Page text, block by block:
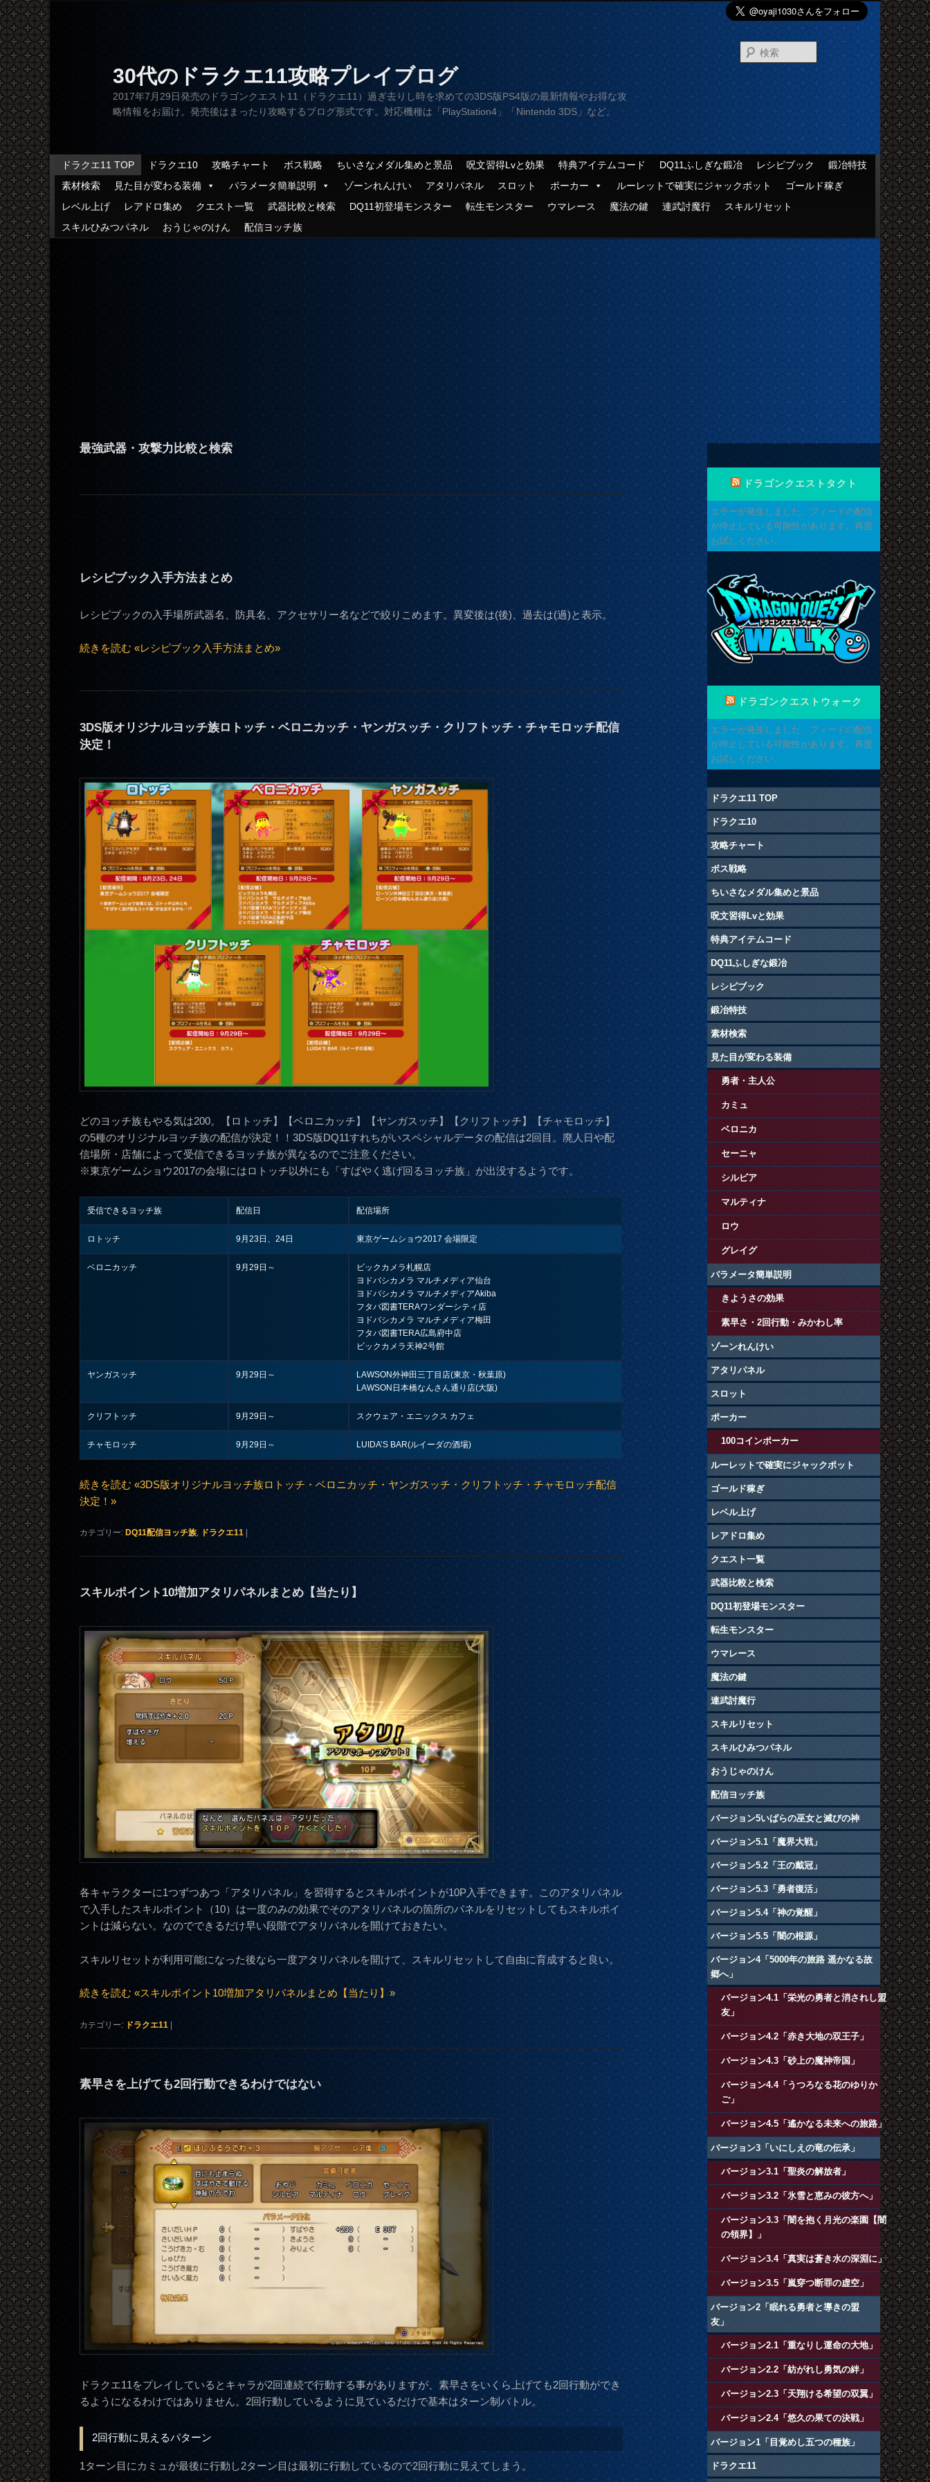
30代のドラクエ11攻略プレイブログ
2017年7月29日発売のドラゴンクエスト11（ドラクエ11）過ぎ去りし時を求めての3DS版PS4版の最新情報やお得な攻
略情報をお届け。発売後はまったり攻略するブログ形式です。対応機種は「PlayStation4」「Nintendo 3DS」など。
索
メインメニュー
メインコンテンツへ移動
サブコンテンツへ移動
ドラクエ11 TOP ドラクエ10 攻略チャート ボス戦略 ちいさなメダル集めと景品 呪文習得Lvと効果 特典アイテムコード DQ11ふしぎな鍛冶 レシピブック
鍛冶特技
素材検索
見た目が変わる装備 パラメータ簡単説明 ゾーンれんけい アタリパネル スロット ポーカー ルーレットで確実にジャックポット
ゴールド稼ぎ
レベル上げ
レアドロ集め クエスト一覧 武器比較と検索 DQ11初登場モンスター 転生モンスター ウマレース 魔法の鍵 連武討魔行
スキルリセット
スキルひみつパネル
おうじゃのけん 配信ヨッチ族
最強武器・攻撃力比較と検索
レシピブック入手方法まとめ
レシピブックの入手場所武器名、防具名、アクセサリー名などで絞りこめます。異変後は(後)、過去は(過)と表示。
続きを読む «レシピブック入手方法まとめ»
3DS版オリジナルヨッチ族ロトッチ・ベロニカッチ・ヤンガスッチ・クリフトッチ・チャモロッチ配信
決定！
どのヨッチ族もやる気は200。【ロトッチ】【ベロニカッチ】【ヤンガスッチ】【クリフトッチ】【チャモロッチ】
の5種のオリジナルヨッチ族の配信が決定！！3DS版DQ11すれちがいスペシャルデータの配信は2回目。廃人日や配
信場所・店舗によって受信できるヨッチ族が異なるのでご注意ください。
※東京ゲームショウ2017の会場にはロトッチ以外にも「すばやく逃げ回るヨッチ族」が出没するようです。
受信できるヨッチ族 配信日 配信場所
ロトッチ 9月23日、24日 東京ゲームショウ2017 会場限定
ベロニカッチ 9月29日～
ビックカメラ札幌店
ヨドバシカメラ マルチメディア仙台
ヨドバシカメラ マルチメディアAkiba
フタバ図書TERAワンダーシティ店
ヨドバシカメラ マルチメディア梅田
フタバ図書TERA広島府中店
ビックカメラ天神2号館
ヤンガスッチ 9月29日～
LAWSON外神田三丁目店(東京・秋葉原)
LAWSON日本橋なんさん通り店(大阪)
クリフトッチ 9月29日～ スクウェア・エニックス カフェ
チャモロッチ 9月29日～ LUIDA’S BAR(ルイーダの酒場)
続きを読む «3DS版オリジナルヨッチ族ロトッチ・ベロニカッチ・ヤンガスッチ・クリフトッチ・チャモロッチ配信
決定！»
カテゴリー: DQ11配信ヨッチ族, ドラクエ11
スキルポイント10増加アタリパネルまとめ【当たり】
各キャラクターに1つずつあつ「アタリパネル」を習得するとスキルポイントが10P入手できます。このアタリパネル
で入手したスキルポイント（10）は一度のみの効果でそのアタリパネルの箇所のパネルをリセットしてもスキルポイ
ントは減らない。なのでできるだけ早い段階でアタリパネルを開けておきたい。
スキルリセットが利用可能になった後なら一度アタリパネルを開けて、スキルリセットして自由に育成すると良い。
続きを読む «スキルポイント10増加アタリパネルまとめ【当たり】»
カテゴリー: ドラクエ11 |
素早さを上げても2回行動できるわけではない
ドラクエ11をプレイしているとキャラが2回連続で行動する事がありますが、素早さをいくら上げても2回行動ができ
るようになるわけではありません。2回行動しているように見ているだけで基本はターン制バトル。
2回行動に見えるパターン
1ターン目にカミュが最後に行動し2ターン目は最初に行動しているので2回行動に見えてしまう。
ドラゴンクエストタクト
エラーが発生しました。フィードの配信
が停止している可能性があります。再度
お試しください。
ドラゴンクエストウォーク
エラーが発生しました。フィードの配信
が停止している可能性があります。再度
お試しください。
ドラクエ11 TOP
ドラクエ10
攻略チャート
ボス戦略
ちいさなメダル集めと景品
呪文習得Lvと効果
特典アイテムコード
DQ11ふしぎな鍛冶
レシピブック
鍛冶特技
素材検索
見た目が変わる装備
勇者・主人公
カミュ
ベロニカ
セーニャ
シルビア
マルティナ
ロウ
グレイグ
パラメータ簡単説明
きようさの効果
素早さ・2回行動・みかわし率
ゾーンれんけい
アタリパネル
スロット
ポーカー
100コインポーカー
ルーレットで確実にジャックポット
ゴールド稼ぎ
レベル上げ
レアドロ集め
クエスト一覧
武器比較と検索
DQ11初登場モンスター
転生モンスター
ウマレース
魔法の鍵
連武討魔行
スキルリセット
スキルひみつパネル
おうじゃのけん
配信ヨッチ族
バージョン5いばらの巫女と滅びの神
バージョン5.1「魔界大戦」
バージョン5.2「王の戴冠」
バージョン5.3「勇者復活」
バージョン5.4「神の覚醒」
バージョン5.5「闇の根源」
バージョン4「5000年の旅路 遥かなる故
郷へ」
バージョン4.1「栄光の勇者と消されし盟
友」
バージョン4.2「赤き大地の双王子」
バージョン4.3「砂上の魔神帝国」
バージョン4.4「うつろなる花のゆりか
ご」
バージョン4.5「遙かなる未来への旅路」
バージョン3「いにしえの竜の伝承」
バージョン3.1「聖炎の解放者」
バージョン3.2「氷雪と恵みの彼方へ」
バージョン3.3「闇を抱く月光の楽園【闇
の領界】」
バージョン3.4「真実は蒼き水の深淵に」
バージョン3.5「嵐穿つ断罪の虚空」
バージョン2「眠れる勇者と導きの盟
友」
バージョン2.1「重なりし運命の大地」
バージョン2.2「紡がれし勇気の絆」
バージョン2.3「天翔ける希望の双翼」
バージョン2.4「悠久の果ての決戦」
バージョン1「目覚めし五つの種族」
ドラクエ11